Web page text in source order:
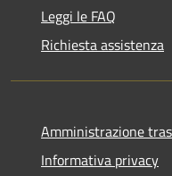
Leggi le FAQ
Richiesta assistenza
Amministrazione
Informativa privacy